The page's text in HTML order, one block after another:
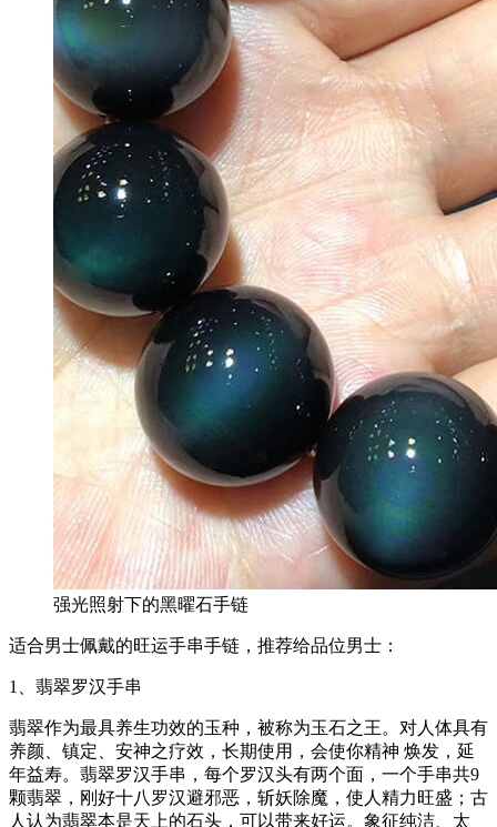
强光照射下的黑曜石手链
适合男士佩戴的旺运手串手链，推荐给品位男士：
1、翡翠罗汉手串
翡翠作为最具养生功效的玉种，被称为玉石之王。对人体具有
养颜、镇定、安神之疗效，长期使用，会使你精神 焕发，延
年益寿。翡翠罗汉手串，每个罗汉头有两个面，一个手串共9
颗翡翠，刚好十八罗汉避邪恶，斩妖除魔，使人精力旺盛；古
人认为翡翠本是天上的石头，可以带来好运。象征纯洁、太